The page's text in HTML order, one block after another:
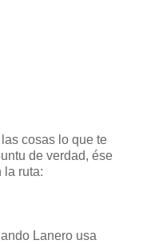
cosas lo que te
de verdad, ése
la ruta:
Lanero usa